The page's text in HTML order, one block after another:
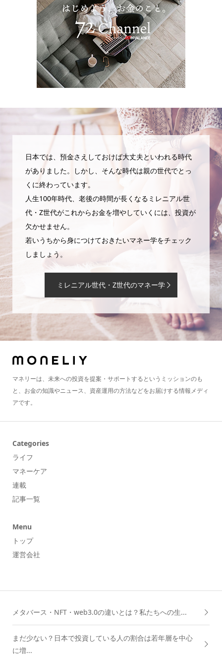
日本では、預金さえしておけば大丈夫といわれる時代
がありました。しかし、そんな時代は親の世代でとっ
くに終わっています。
人生100年時代、老後の時間が長くなるミレニアル世
代・Z世代がこれからお金を増やしていくには、投資が
欠かせません。
若いうちから身につけておきたいマネー学をチェック
しましょう。
ミレニアル世代・Z世代のマネー学
マネリーは、未来への投資を提案・サポートするというミッションのも
と、お金の知識やニュース、資産運用の方法などをお届けする情報メディ
アです。
Categories
ライフ
マネーケア
連載
記事一覧
Menu
トップ
運営会社
メタバース・NFT・web3.0の違いとは？私たちへの生...
まだ少ない？日本で投資している人の割合は若年層を中心
に増...